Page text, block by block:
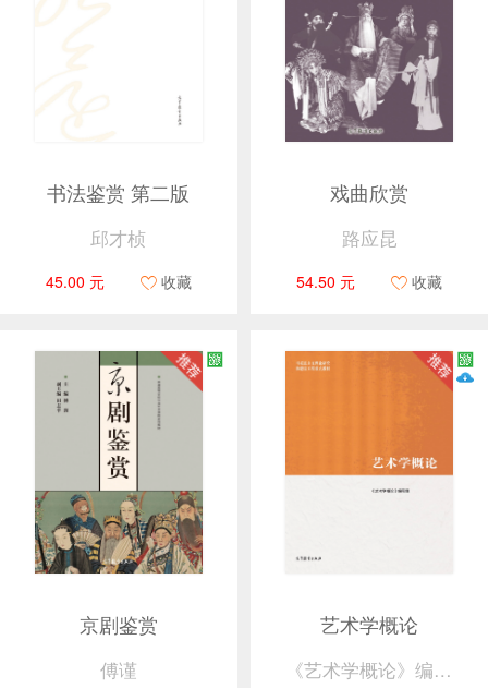
书法鉴赏 第二版
邱才桢
45.00 元 收藏
戏曲欣赏
路应昆
54.50 元 收藏
京剧鉴赏
傅谨
艺术学概论
《艺术学概论》编写组